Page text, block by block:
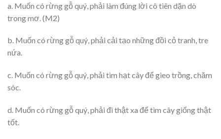
a. Muốn có rừng gỗ quý, phải làm đúng lời cô tiên dặn dò
trong mơ. (M2)
b. Muốn có rừng gỗ quý, phải cải tạo những đồi cỏ tranh, tre
nứa.
c. Muốn có rừng gỗ quý, phải tìm hạt cây để gieo trồng, chăm
sóc.
d. Muốn có rừng gỗ quý, phải đi thật xa để tìm cây giống thật
tốt.